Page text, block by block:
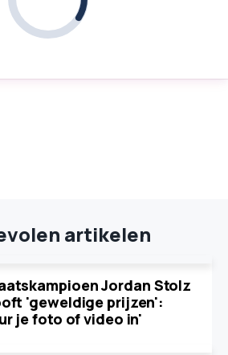
artikelen
Jordan Stolz
'geweldige prijzen':
je foto of video in'